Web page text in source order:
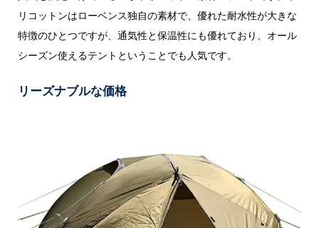
リコットンはローベンス独自の素材で、優れた耐水性が大きな
特徴のひとつですが、通気性と保温性にも優れており、オール
シーズン使えるテントということでも人気です。
リーズナブルな価格